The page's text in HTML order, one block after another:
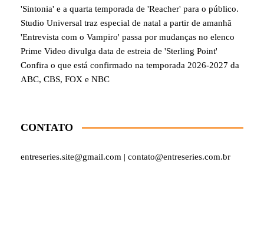
'Sintonia' e a quarta temporada de 'Reacher' para o público.
Studio Universal traz especial de natal a partir de amanhã
'Entrevista com o Vampiro' passa por mudanças no elenco
Prime Video divulga data de estreia de 'Sterling Point'
Confira o que está confirmado na temporada 2026-2027 da
ABC, CBS, FOX e NBC
CONTATO
entreseries.site@gmail.com | contato@entreseries.com.br